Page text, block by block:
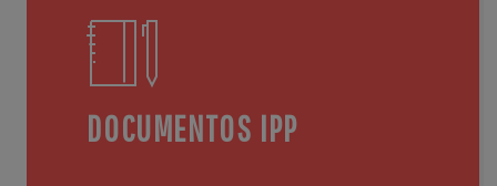
DOCUMENTOS IPP